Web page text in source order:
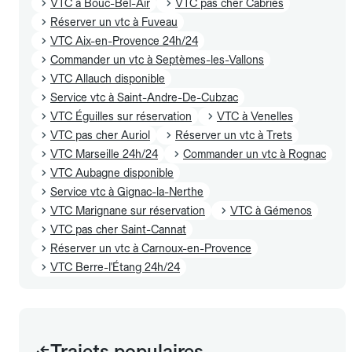
VTC à Bouc-Bel-Air
VTC pas cher Cabriès
Réserver un vtc à Fuveau
VTC Aix-en-Provence 24h/24
Commander un vtc à Septèmes-les-Vallons
VTC Allauch disponible
Service vtc à Saint-Andre-De-Cubzac
VTC Éguilles sur réservation
VTC à Venelles
VTC pas cher Auriol
Réserver un vtc à Trets
VTC Marseille 24h/24
Commander un vtc à Rognac
VTC Aubagne disponible
Service vtc à Gignac-la-Nerthe
VTC Marignane sur réservation
VTC à Gémenos
VTC pas cher Saint-Cannat
Réserver un vtc à Carnoux-en-Provence
VTC Berre-l'Étang 24h/24